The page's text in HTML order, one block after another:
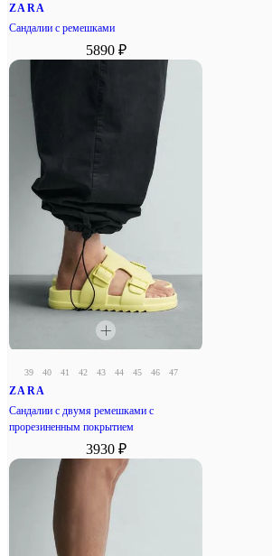
ZARA
Сандалии с ремешками
5890 ₽
39 40 41 42 43 44 45 46 47
ZARA
Сандалии с двумя ремешками с
прорезиненным покрытием
3930 ₽